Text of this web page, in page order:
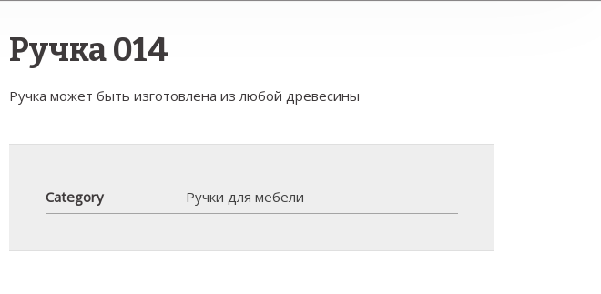
Ручка 014
Ручка может быть изготовлена из любой древесины
Category Ручки для мебели